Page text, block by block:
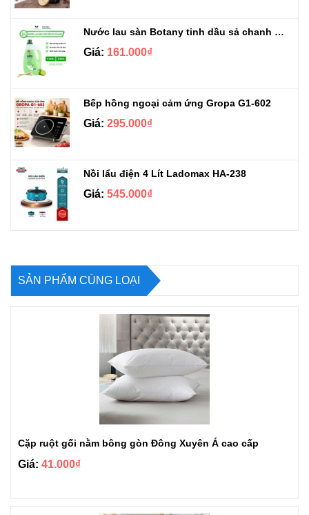
Nước lau sàn Botany tinh dầu sả chanh chai 3.9kg
Giá: 161.000₫
Bếp hồng ngoại cảm ứng Gropa G1-602
Giá: 295.000₫
Nồi lẩu điện 4 Lít Ladomax HA-238
Giá: 545.000₫
SẢN PHẨM CÙNG LOẠI
Cặp ruột gối nằm bông gòn Đông Xuyên Á cao cấp
Giá: 41.000₫